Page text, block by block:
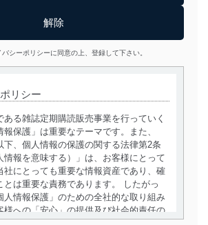
バシーポリシーに同意の上、登録して下さい。
リシー
ある雑誌定期購読販売事業を行っていく
保護」は重要なテーマです。また、
下、個人情報の保護の関する法律第2条
情報を意味する）」は、お客様にとって
社にとっても重要な情報資産であり、確
とは重要な責務であります。 したがっ
人情報保護」のための全社的な取り組み
様への「安心」の提供及び社会的責任の